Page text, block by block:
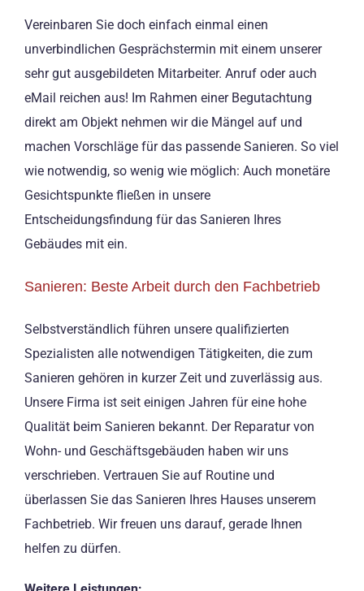
Vereinbaren Sie doch einfach einmal einen
unverbindlichen Gesprächstermin mit einem unserer
sehr gut ausgebildeten Mitarbeiter. Anruf oder auch
eMail reichen aus! Im Rahmen einer Begutachtung
direkt am Objekt nehmen wir die Mängel auf und
machen Vorschläge für das passende Sanieren. So viel
wie notwendig, so wenig wie möglich: Auch monetäre
Gesichtspunkte fließen in unsere
Entscheidungsfindung für das Sanieren Ihres
Gebäudes mit ein.
Sanieren: Beste Arbeit durch den Fachbetrieb
Selbstverständlich führen unsere qualifizierten
Spezialisten alle notwendigen Tätigkeiten, die zum
Sanieren gehören in kurzer Zeit und zuverlässig aus.
Unsere Firma ist seit einigen Jahren für eine hohe
Qualität beim Sanieren bekannt. Der Reparatur von
Wohn- und Geschäftsgebäuden haben wir uns
verschrieben. Vertrauen Sie auf Routine und
überlassen Sie das Sanieren Ihres Hauses unserem
Fachbetrieb. Wir freuen uns darauf, gerade Ihnen
helfen zu dürfen.